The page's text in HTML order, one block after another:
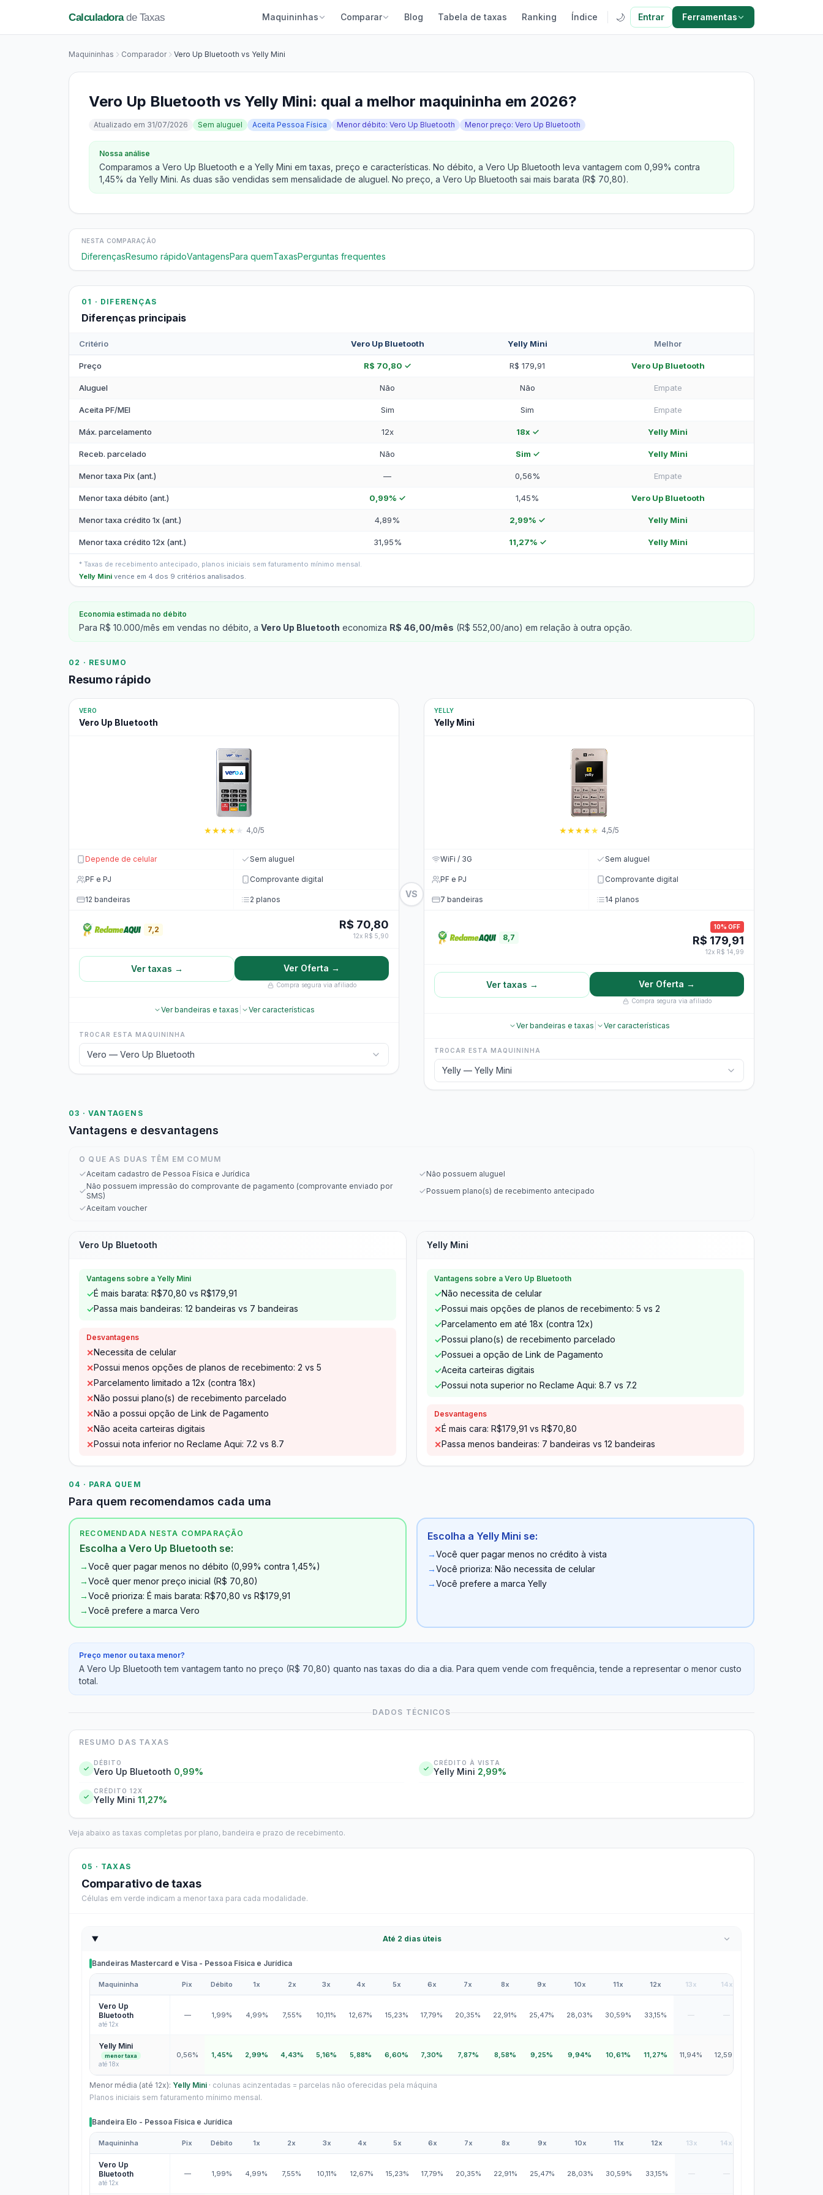
Calculadorade Taxas Maquininhas Comparar Blog Tabela de taxas Ranking Índice 🌙 Entrar Ferramentas
Maquininhas Comparador Vero Up Bluetooth vs Yelly Mini
Vero Up Bluetooth vs Yelly Mini: qual a melhor maquininha em 2026?
Atualizado em 31/07/2026 Sem aluguel Aceita Pessoa Física Menor débito: Vero Up Bluetooth Menor preço: Vero Up Bluetooth
Nossa análise
Comparamos a Vero Up Bluetooth e a Yelly Mini em taxas, preço e características. No débito, a Vero Up Bluetooth leva vantagem com 0,99% contra
1,45% da Yelly Mini. As duas são vendidas sem mensalidade de aluguel. No preço, a Vero Up Bluetooth sai mais barata (R$ 70,80).
NESTA COMPARAÇÃO
DiferençasResumo rápidoVantagensPara quemTaxasPerguntas frequentes
01 · DIFERENÇAS
Diferenças principais
Critério Vero Up Bluetooth Yelly Mini Melhor
Preço R$ 70,80 ✓ R$ 179,91 Vero Up Bluetooth
Aluguel Não Não Empate
Aceita PF/MEI Sim Sim Empate
Máx. parcelamento 12x 18x ✓ Yelly Mini
Receb. parcelado Não Sim ✓ Yelly Mini
Menor taxa Pix (ant.) — 0,56% Empate
Menor taxa débito (ant.) 0,99% ✓ 1,45% Vero Up Bluetooth
Menor taxa crédito 1x (ant.) 4,89% 2,99% ✓ Yelly Mini
Menor taxa crédito 12x (ant.) 31,95% 11,27% ✓ Yelly Mini
* Taxas de recebimento antecipado, planos iniciais sem faturamento mínimo mensal.
Yelly Mini vence em 4 dos 9 critérios analisados.
Economia estimada no débito
Para R$ 10.000/mês em vendas no débito, a Vero Up Bluetooth economiza R$ 46,00/mês (R$ 552,00/ano) em relação à outra opção.
02 · RESUMO
Resumo rápido
VERO
Vero Up Bluetooth
★★★★ ★ 4,0/5
Depende de celular Sem aluguel
PF e PJ Comprovante digital
12 bandeiras 2 planos
7,2 R$ 70,80
12x R$ 5,90
Ver taxas → Ver Oferta →
Compra segura via afiliado
Ver bandeiras e taxas Ver características
TROCAR ESTA MAQUININHA
Vero — Vero Up Bluetooth
VS
YELLY
Yelly Mini
★★★★★ 4,5/5
WiFi / 3G Sem aluguel
PF e PJ Comprovante digital
7 bandeiras 14 planos
8,7
10% OFF
R$ 179,91
12x R$ 14,99
Ver taxas → Ver Oferta →
Compra segura via afiliado
Ver bandeiras e taxas Ver características
TROCAR ESTA MAQUININHA
Yelly — Yelly Mini
03 · VANTAGENS
Vantagens e desvantagens
O QUE AS DUAS TÊM EM COMUM
Aceitam cadastro de Pessoa Física e Jurídica
Não possuem aluguel
Não possuem impressão do comprovante de pagamento (comprovante enviado por
SMS)
Possuem plano(s) de recebimento antecipado
Aceitam voucher
Vero Up Bluetooth
Vantagens sobre a Yelly Mini
✓É mais barata: R$70,80 vs R$179,91
✓Passa mais bandeiras: 12 bandeiras vs 7 bandeiras
Desvantagens
✕Necessita de celular
✕Possui menos opções de planos de recebimento: 2 vs 5
✕Parcelamento limitado a 12x (contra 18x)
✕Não possui plano(s) de recebimento parcelado
✕Não a possui opção de Link de Pagamento
✕Não aceita carteiras digitais
✕Possui nota inferior no Reclame Aqui: 7.2 vs 8.7
Yelly Mini
Vantagens sobre a Vero Up Bluetooth
✓Não necessita de celular
✓Possui mais opções de planos de recebimento: 5 vs 2
✓Parcelamento em até 18x (contra 12x)
✓Possui plano(s) de recebimento parcelado
✓Possuei a opção de Link de Pagamento
✓Aceita carteiras digitais
✓Possui nota superior no Reclame Aqui: 8.7 vs 7.2
Desvantagens
✕É mais cara: R$179,91 vs R$70,80
✕Passa menos bandeiras: 7 bandeiras vs 12 bandeiras
04 · PARA QUEM
Para quem recomendamos cada uma
RECOMENDADA NESTA COMPARAÇÃO
Escolha a Vero Up Bluetooth se:
→Você quer pagar menos no débito (0,99% contra 1,45%)
→Você quer menor preço inicial (R$ 70,80)
→Você prioriza: É mais barata: R$70,80 vs R$179,91
→Você prefere a marca Vero
Escolha a Yelly Mini se:
→Você quer pagar menos no crédito à vista
→Você prioriza: Não necessita de celular
→Você prefere a marca Yelly
Preço menor ou taxa menor?
A Vero Up Bluetooth tem vantagem tanto no preço (R$ 70,80) quanto nas taxas do dia a dia. Para quem vende com frequência, tende a representar o menor custo
total.
DADOS TÉCNICOS
RESUMO DAS TAXAS
DÉBITO
Vero Up Bluetooth 0,99%
CRÉDITO À VISTA
Yelly Mini 2,99%
CRÉDITO 12X
Yelly Mini 11,27%
Veja abaixo as taxas completas por plano, bandeira e prazo de recebimento.
05 · TAXAS
Comparativo de taxas
Células em verde indicam a menor taxa para cada modalidade.
Até 2 dias úteis
Bandeiras Mastercard e Visa - Pessoa Física e Jurídica
Maquininha Pix Débito 1x 2x 3x 4x 5x 6x 7x 8x 9x 10x 11x 12x 13x 14x
Vero Up
Bluetooth
até 12x
— 1,99% 4,99% 7,55% 10,11% 12,67% 15,23% 17,79% 20,35% 22,91% 25,47% 28,03% 30,59% 33,15% — —
Yelly Mini
menor taxa
até 18x
0,56% 1,45% 2,99% 4,43% 5,16% 5,88% 6,60% 7,30% 7,87% 8,58% 9,25% 9,94% 10,61% 11,27% 11,94% 12,59%
Menor média (até 12x): Yelly Mini · colunas acinzentadas = parcelas não oferecidas pela máquina
Planos iniciais sem faturamento mínimo mensal.
Bandeira Elo - Pessoa Física e Jurídica
Maquininha Pix Débito 1x 2x 3x 4x 5x 6x 7x 8x 9x 10x 11x 12x 13x 14x
Vero Up
Bluetooth
até 12x
— 1,99% 4,99% 7,55% 10,11% 12,67% 15,23% 17,79% 20,35% 22,91% 25,47% 28,03% 30,59% 33,15% — —